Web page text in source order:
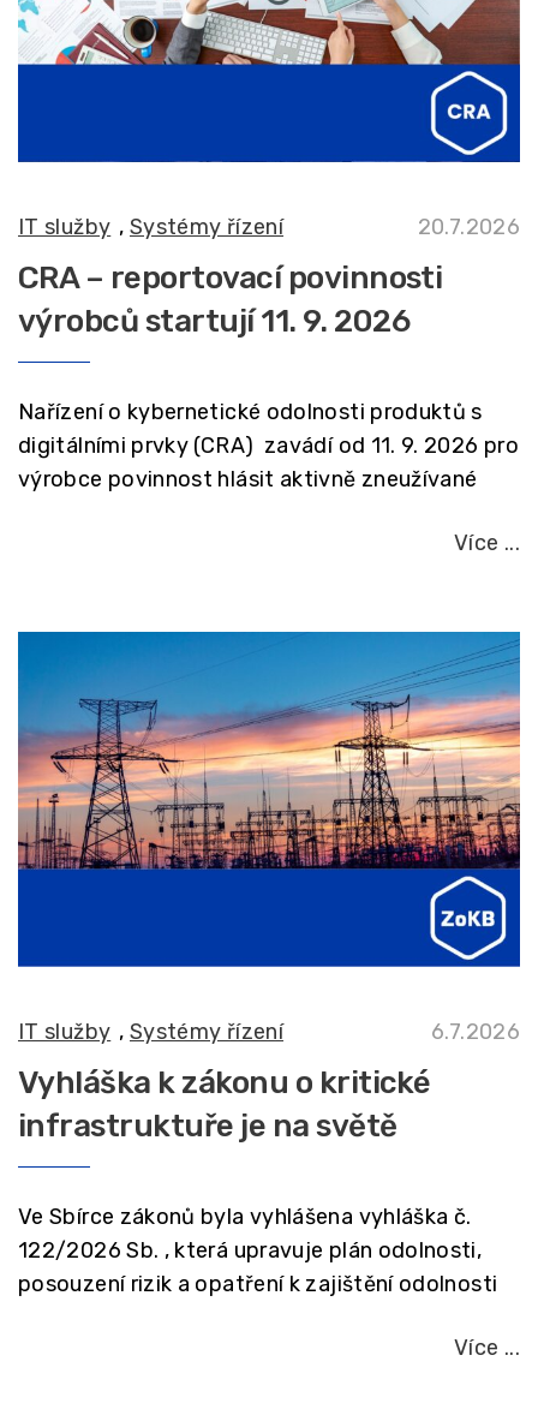
IT služby , Systémy řízení 20.7.2026
CRA – reportovací povinnosti
výrobců startují 11. 9. 2026
Nařízení o kybernetické odolnosti produktů s
digitálními prvky (CRA) zavádí od 11. 9. 2026 pro
výrobce povinnost hlásit aktivně zneužívané
Více ...
IT služby , Systémy řízení 6.7.2026
Vyhláška k zákonu o kritické
infrastruktuře je na světě
Ve Sbírce zákonů byla vyhlášena vyhláška č.
122/2026 Sb. , která upravuje plán odolnosti,
posouzení rizik a opatření k zajištění odolnosti
Více ...